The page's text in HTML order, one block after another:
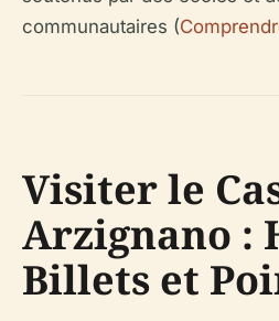
communautaires (
Visiter le
Arzignano :
Billets et